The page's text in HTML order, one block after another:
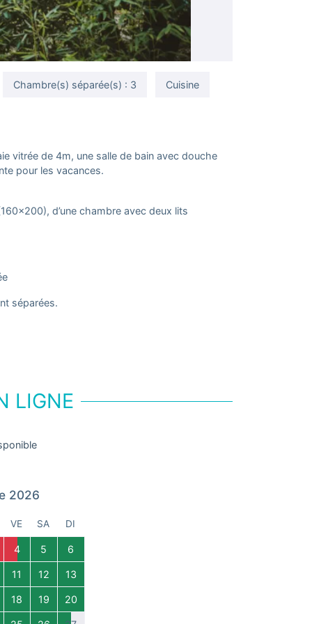
Chambre(s) séparée(s) : 3 Cuisine
vitrée de 4m, une salle de bain avec douche
pour les vacances.
d’une chambre avec deux lits
séparées.
LIGNE
2026
VE SA DI
4 5 6
11 12 13
18 19 20